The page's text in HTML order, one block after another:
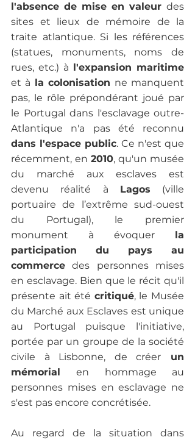
l'absence de mise en valeur des
sites et lieux de mémoire de la
traite atlantique. Si les références
(statues, monuments, noms de
rues, etc.) à l'expansion maritime
et à la colonisation ne manquent
pas, le rôle prépondérant joué par
le Portugal dans l'esclavage outre-
Atlantique n'a pas été reconnu
dans l'espace public. Ce n'est que
récemment, en 2010, qu'un musée
du marché aux esclaves est
devenu réalité à Lagos (ville
portuaire de l’extrême sud-ouest
du Portugal), le premier
monument à évoquer
la
participation du pays au
commerce des personnes mises
en esclavage. Bien que le récit qu'il
présente ait été critiqué, le Musée
du Marché aux Esclaves est unique
au Portugal puisque l'initiative,
portée par un groupe de la société
civile à Lisbonne, de créer un
mémorial en hommage au
personnes mises en esclavage ne
s'est pas encore concrétisée.
Au regard de la situation dans